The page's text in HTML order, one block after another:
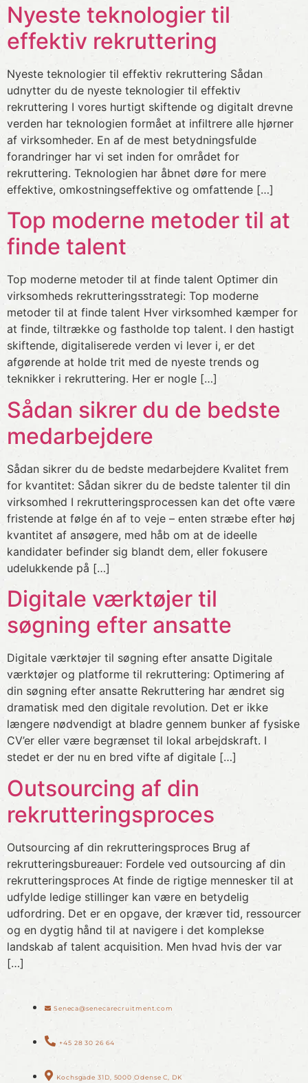
Nyeste teknologier til
effektiv rekruttering
Nyeste teknologier til effektiv rekruttering Sådan
udnytter du de nyeste teknologier til effektiv
rekruttering I vores hurtigt skiftende og digitalt drevne
verden har teknologien formået at infiltrere alle hjørner
af virksomheder. En af de mest betydningsfulde
forandringer har vi set inden for området for
rekruttering. Teknologien har åbnet døre for mere
effektive, omkostningseffektive og omfattende […]
Top moderne metoder til at
finde talent
Top moderne metoder til at finde talent Optimer din
virksomheds rekrutteringsstrategi: Top moderne
metoder til at finde talent Hver virksomhed kæmper for
at finde, tiltrække og fastholde top talent. I den hastigt
skiftende, digitaliserede verden vi lever i, er det
afgørende at holde trit med de nyeste trends og
teknikker i rekruttering. Her er nogle […]
Sådan sikrer du de bedste
medarbejdere
Sådan sikrer du de bedste medarbejdere Kvalitet frem
for kvantitet: Sådan sikrer du de bedste talenter til din
virksomhed I rekrutteringsprocessen kan det ofte være
fristende at følge én af to veje – enten stræbe efter høj
kvantitet af ansøgere, med håb om at de ideelle
kandidater befinder sig blandt dem, eller fokusere
udelukkende på […]
Digitale værktøjer til
søgning efter ansatte
Digitale værktøjer til søgning efter ansatte Digitale
værktøjer og platforme til rekruttering: Optimering af
din søgning efter ansatte Rekruttering har ændret sig
dramatisk med den digitale revolution. Det er ikke
længere nødvendigt at bladre gennem bunker af fysiske
CV’er eller være begrænset til lokal arbejdskraft. I
stedet er der nu en bred vifte af digitale […]
Outsourcing af din
rekrutteringsproces
Outsourcing af din rekrutteringsproces Brug af
rekrutteringsbureauer: Fordele ved outsourcing af din
rekrutteringsproces At finde de rigtige mennesker til at
udfylde ledige stillinger kan være en betydelig
udfordring. Det er en opgave, der kræver tid, ressourcer
og en dygtig hånd til at navigere i det komplekse
landskab af talent acquisition. Men hvad hvis der var
[…]
Seneca@senecarecruitment.com
+45 28 30 26 64
Kochsgade 31D, 5000 Odense C, DK